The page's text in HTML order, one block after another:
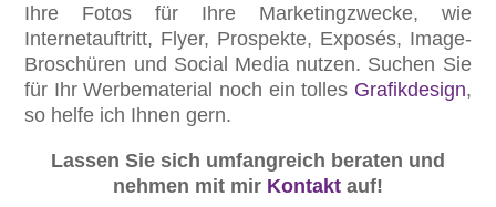
Ihre Fotos für Ihre Marketingzwecke, wie
Internetauftritt, Flyer, Prospekte, Exposés, Image-
Broschüren und Social Media nutzen. Suchen Sie
für Ihr Werbematerial noch ein tolles Grafikdesign,
so helfe ich Ihnen gern.
Lassen Sie sich umfangreich beraten und
nehmen mit mir Kontakt auf!